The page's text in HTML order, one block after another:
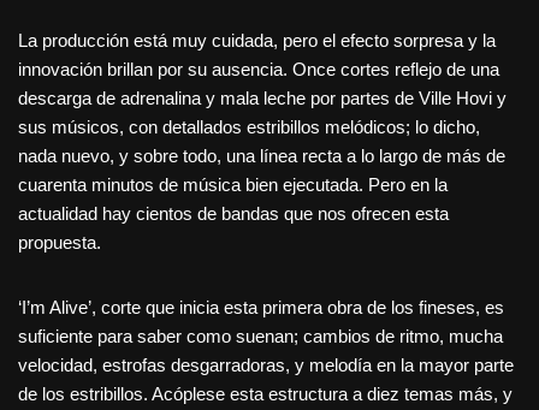
La producción está muy cuidada, pero el efecto sorpresa y la
innovación brillan por su ausencia. Once cortes reflejo de una
descarga de adrenalina y mala leche por partes de Ville Hovi y
sus músicos, con detallados estribillos melódicos; lo dicho,
nada nuevo, y sobre todo, una línea recta a lo largo de más de
cuarenta minutos de música bien ejecutada. Pero en la
actualidad hay cientos de bandas que nos ofrecen esta
propuesta.
‘I’m Alive’, corte que inicia esta primera obra de los fineses, es
suficiente para saber como suenan; cambios de ritmo, mucha
velocidad, estrofas desgarradoras, y melodía en la mayor parte
de los estribillos. Acóplese esta estructura a diez temas más, y